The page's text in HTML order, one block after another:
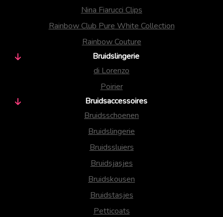
Nina Fiarucci Clips
Rainbow Club Pure White Collection
Rainbow Couture
Bruidslingerie
di Lorenzo
Poirier
Bruidsaccessoires
Bruidsschoenen
Bruidslingerie
Bruidssluiers
Bruidsjasjes
Bruidskousen
Bruidstasjes
Petticoats